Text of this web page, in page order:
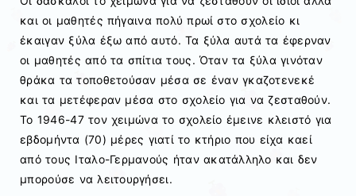
και οι μαθητές πήγαινα πολύ πρωί στο σχολείο κι
έκαιγαν ξύλα έξω από αυτό. Τα ξύλα αυτά τα έφερναν
οι μαθητές από τα σπίτια τους. Όταν τα ξύλα γινόταν
θράκα τα τοποθετούσαν μέσα σε έναν γκαζοτενεκέ
και τα μετέφεραν μέσα στο σχολείο για να ζεσταθούν.
Το 1946-47 τον χειμώνα το σχολείο έμεινε κλειστό για
εβδομήντα (70) μέρες γιατί το κτήριο που είχα καεί
από τους Ιταλο-Γερμανούς ήταν ακατάλληλο και δεν
μπορούσε να λειτουργήσει.